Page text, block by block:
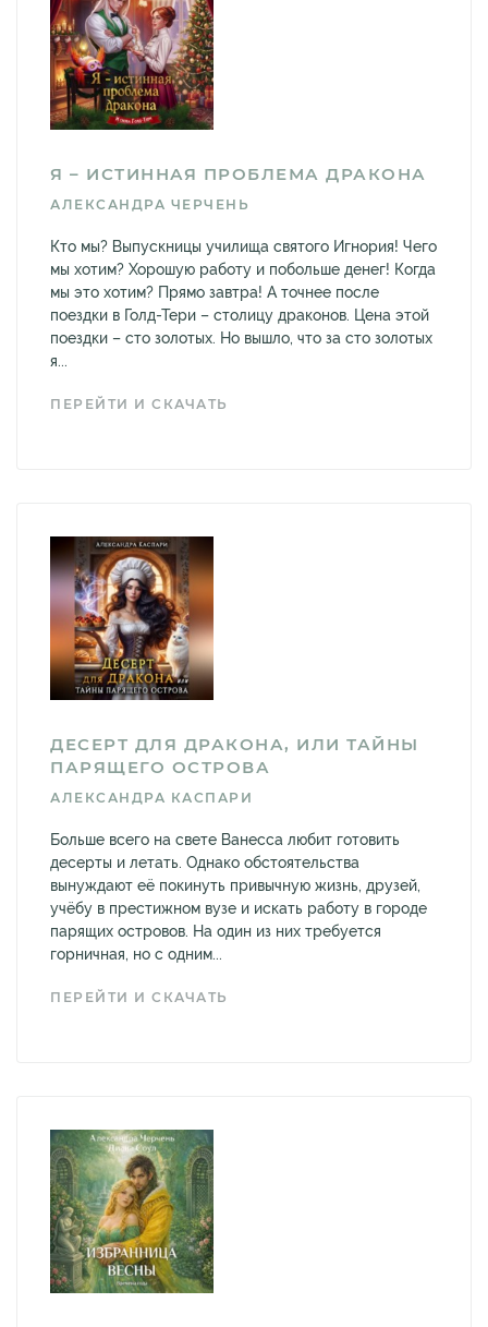
Я – ИСТИННАЯ ПРОБЛЕМА ДРАКОНА
АЛЕКСАНДРА ЧЕРЧЕНЬ
Кто мы? Выпускницы училища святого Игнория! Чего
мы хотим? Хорошую работу и побольше денег! Когда
мы это хотим? Прямо завтра! А точнее после
поездки в Голд-Тери – столицу драконов. Цена этой
поездки – сто золотых. Но вышло, что за сто золотых
я...
ПЕРЕЙТИ И СКАЧАТЬ
ДЕСЕРТ ДЛЯ ДРАКОНА, ИЛИ ТАЙНЫ
ПАРЯЩЕГО ОСТРОВА
АЛЕКСАНДРА КАСПАРИ
Больше всего на свете Ванесса любит готовить
десерты и летать. Однако обстоятельства
вынуждают её покинуть привычную жизнь, друзей,
учёбу в престижном вузе и искать работу в городе
парящих островов. На один из них требуется
горничная, но с одним...
ПЕРЕЙТИ И СКАЧАТЬ